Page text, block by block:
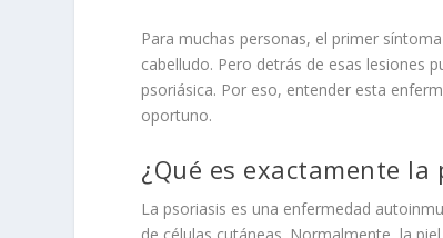
Para muchas personas, el primer
cabelludo. Pero detrás de esas lesiones
psoriásica. Por eso, entender esta
oportuno.
¿Qué es exactamente la
La psoriasis es una enfermedad
de células cutáneas. Normalmente, la